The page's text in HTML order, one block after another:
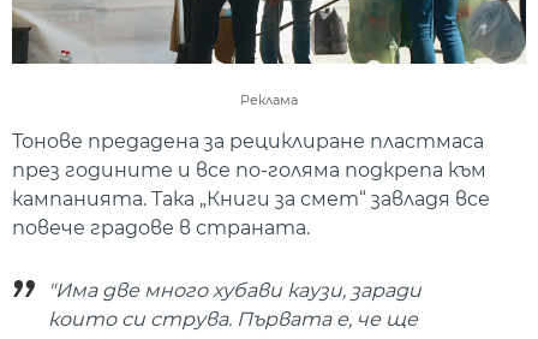
Реклама
Тонове предадена за рециклиране пластмаса
през годините и все по-голяма подкрепа към
кампанията. Така „Книги за смет“ завладя все
повече градове в страната.
"Има две много хубави каузи, заради
които си струва. Първата е, че ще